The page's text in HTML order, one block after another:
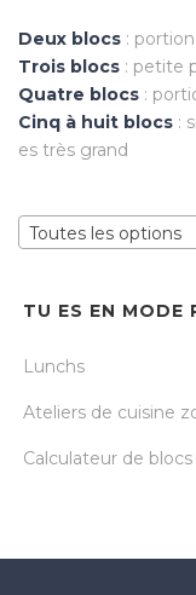
Deux blocs :
Trois blocs : petite
Quatre blocs :
Cinq à huit blocs :
es très grand
Toutes les options
TU ES EN MODE
Lunchs
Ateliers de cuisine
Calculateur de